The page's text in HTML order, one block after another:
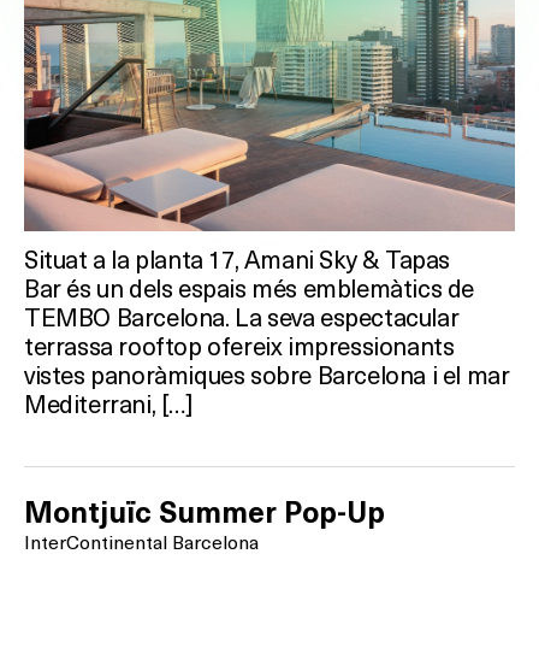
Situat a la planta 17, Amani Sky & Tapas
Bar és un dels espais més emblemàtics de
TEMBO Barcelona. La seva espectacular
terrassa rooftop ofereix impressionants
vistes panoràmiques sobre Barcelona i el mar
Mediterrani, […]
Montjuïc Summer Pop-Up
InterContinental Barcelona